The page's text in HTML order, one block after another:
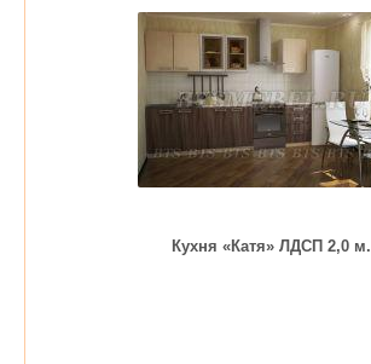
Кухня «Катя» ЛДСП 2,0 м.